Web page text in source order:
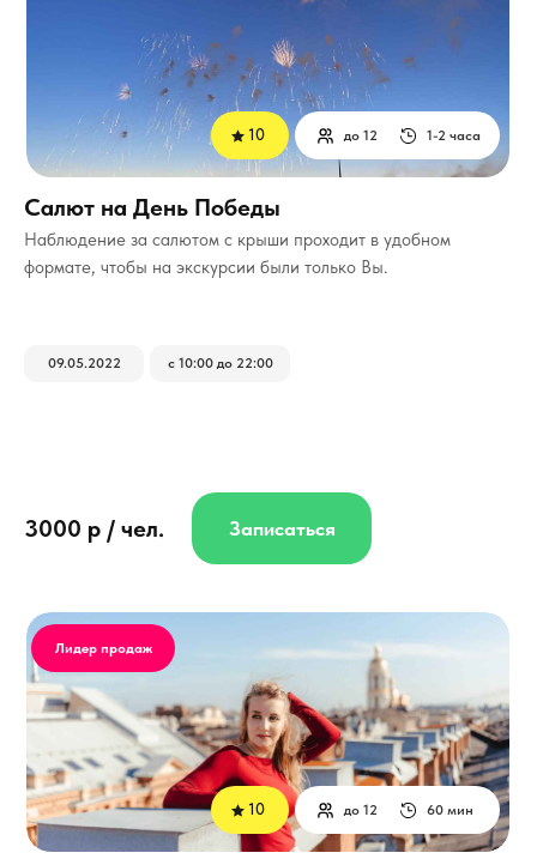
Наблюдение за салютом с крыши проходит в удобном
формате, чтобы на экскурсии были только Вы.
3000 р / чел.
1-2 часа
до 12
09.05.2022 с 10:00 до 22:00
Записаться
Салют на День Победы
10
60 мин
до 12
Лидер продаж
10